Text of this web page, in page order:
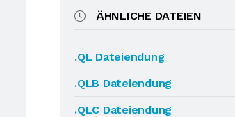
ÄHNLICHE DATEIEN
.QL Dateiendung
.QLB Dateiendung
.QLC Dateiendung